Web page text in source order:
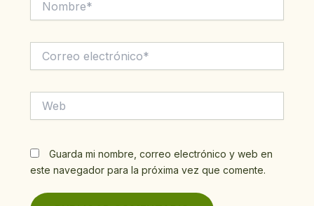
electrónico*
Guarda mi nombre, correo electrónico y web en
este navegador para la próxima vez que comente.